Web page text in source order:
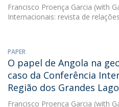
Francisco Proença Garcia (with
Internacionais: revista de
PAPER
O papel de Angola na
caso da Conferência
Região dos Grandes
Francisco Proença Garcia (with